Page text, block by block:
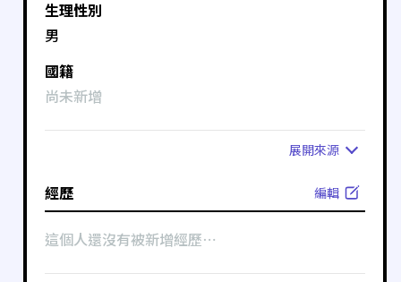
生理性別
男
國籍
尚未新增
展開來源
經歷 編輯
這個人還沒有被新增經歷⋯